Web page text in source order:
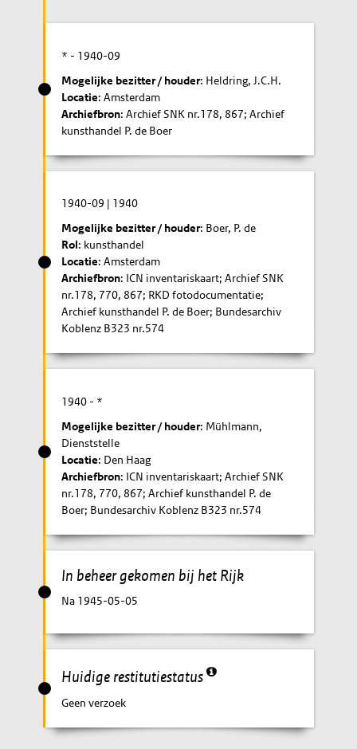
* - 1940-09
Mogelijke bezitter / houder: Heldring, J.C.H.
Locatie: Amsterdam
Archiefbron: Archief SNK nr.178, 867; Archief
kunsthandel P. de Boer
1940-09 | 1940
Mogelijke bezitter / houder: Boer, P. de
Rol: kunsthandel
Locatie: Amsterdam
Archiefbron: ICN inventariskaart; Archief SNK
nr.178, 770, 867; RKD fotodocumentatie;
Archief kunsthandel P. de Boer; Bundesarchiv
Koblenz B323 nr.574
1940 - *
Mogelijke bezitter / houder: Mühlmann,
Dienststelle
Locatie: Den Haag
Archiefbron: ICN inventariskaart; Archief SNK
nr.178, 770, 867; Archief kunsthandel P. de
Boer; Bundesarchiv Koblenz B323 nr.574
In beheer gekomen bij het Rijk
Na 1945-05-05
Huidige restitutiestatus
Geen verzoek